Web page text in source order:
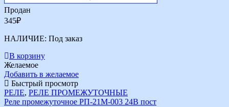
Продан
345₽
НАЛИЧИЕ: Под заказ
В корзину
Желаемое
Добавить в желаемое
Быстрый просмотр
РЕЛЕ, РЕЛЕ ПРОМЕЖУТОЧНЫЕ
Реле промежуточное РП-21М-003 24В пост